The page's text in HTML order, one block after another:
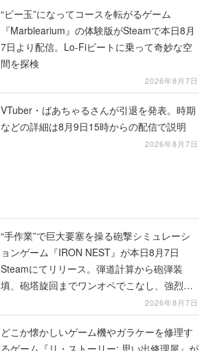
“ビー玉”になってコースを転がるゲーム
『Marblearium』の体験版がSteamで本日8月
7日より配信。Lo-Fiビートに乗って奇妙な空
間を探検
2026年8月7日
VTuber・ばあちゃるさんが引退を発表。時期
などの詳細は8月9日15時からの配信で説明
2026年8月7日
“手作業”で巨大要塞を操る砲撃シミュレーシ
ョンゲーム『IRON NEST』が本日8月7日
Steamにてリリース。弾道計算から砲弾装
填、砲塔旋回までワンオペでこなし、強烈な
一撃をブチかませるロマンある作品2026年8月7日
どこか懐かしいゲーム機やガラケーを修理す